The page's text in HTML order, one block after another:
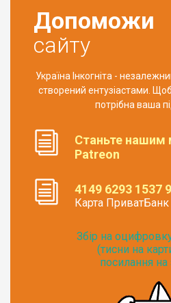
Допоможи
сайту
Україна Інкогніта -
створений ентузіастами.
потрібна ваша
Станьте нашим
Patreon
4149 6293 1537
Карта ПриватБанк
Збір на
(тисни на
посилання на